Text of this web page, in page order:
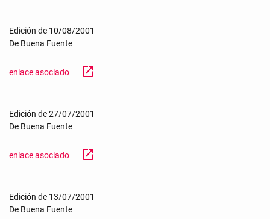
Edición de 10/08/2001
De Buena Fuente
enlace asociado open_in_new
Edición de 27/07/2001
De Buena Fuente
enlace asociado open_in_new
Edición de 13/07/2001
De Buena Fuente